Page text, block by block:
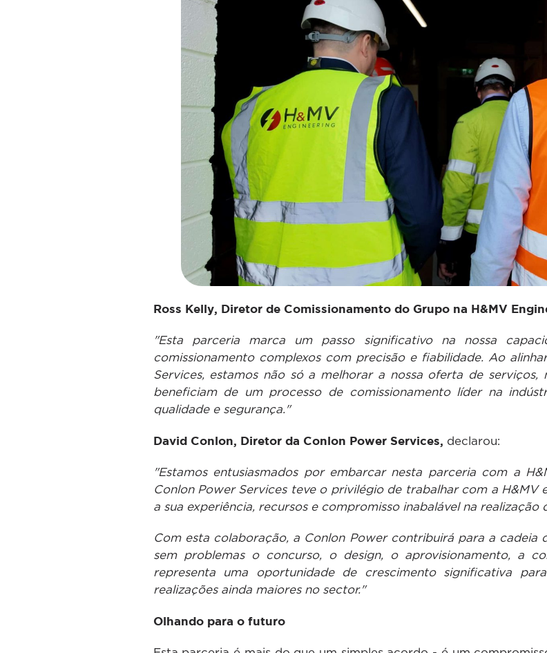
Ross Kelly, Diretor de Comissionamento do Grupo na H&MV
"Esta parceria marca um passo significativo na nossa
comissionamento complexos com precisão e fiabilidade. Ao
Services, estamos não só a melhorar a nossa oferta de
beneficiam de um processo de comissionamento líder na
qualidade e segurança."
David Conlon, Diretor da Conlon Power Services, declarou:
"Estamos entusiasmados por embarcar nesta parceria com a
Conlon Power Services teve o privilégio de trabalhar com a
a sua experiência, recursos e compromisso inabalável na
Com esta colaboração, a Conlon Power contribuirá para a
sem problemas o concurso, o design, o aprovisionamento, a
representa uma oportunidade de crescimento significativa
realizações ainda maiores no sector."
Olhando para o futuro